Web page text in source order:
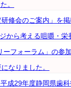
。
研修会のご案内」を
から考える咀嚼・
ーフォーラム」の参
なりました。
成29年度静岡県歯